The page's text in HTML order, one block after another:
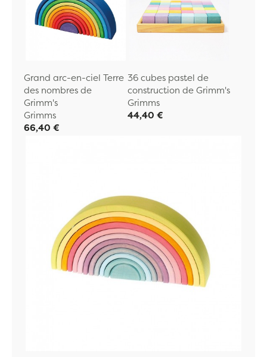
Grand arc-en-ciel Terre
des nombres de
Grimm's
Grimms
66,40 €
36 cubes pastel de
construction de Grimm's
Grimms
44,40 €